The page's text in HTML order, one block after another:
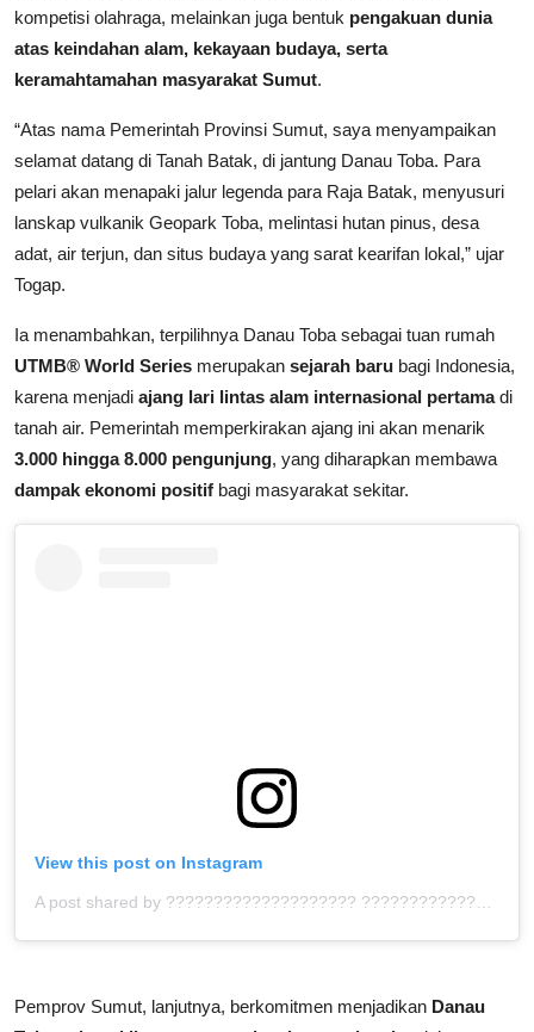
kompetisi olahraga, melainkan juga bentuk pengakuan dunia
atas keindahan alam, kekayaan budaya, serta
keramahtamahan masyarakat Sumut.
“Atas nama Pemerintah Provinsi Sumut, saya menyampaikan
selamat datang di Tanah Batak, di jantung Danau Toba. Para
pelari akan menapaki jalur legenda para Raja Batak, menyusuri
lanskap vulkanik Geopark Toba, melintasi hutan pinus, desa
adat, air terjun, dan situs budaya yang sarat kearifan lokal,” ujar
Togap.
Ia menambahkan, terpilihnya Danau Toba sebagai tuan rumah
UTMB® World Series merupakan sejarah baru bagi Indonesia,
karena menjadi ajang lari lintas alam internasional pertamadi
tanah air. Pemerintah memperkirakan ajang ini akan menarik
3.000 hingga 8.000 pengunjung, yang diharapkan membawa
dampak ekonomi positif bagi masyarakat sekitar.
View this post on Instagram
Pemprov Sumut, lanjutnya, berkomitmen menjadikan Danau